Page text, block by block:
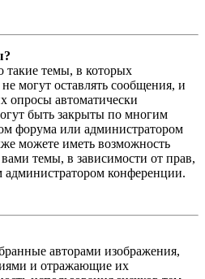
темы, в которых
могут оставлять сообщения, и
опросы автоматически
быть закрыты по многим
форума или администратором
можете иметь возможность
темы, в зависимости от прав,
администратором конференции.
авторами изображения,
и отражающие их